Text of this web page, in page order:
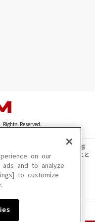
Reserved.
真・動画・音声等を、手段や形態
製、転載、ファイル化などすること
ない場合があります。
る場合があります。
on our
and to analyze
to customize